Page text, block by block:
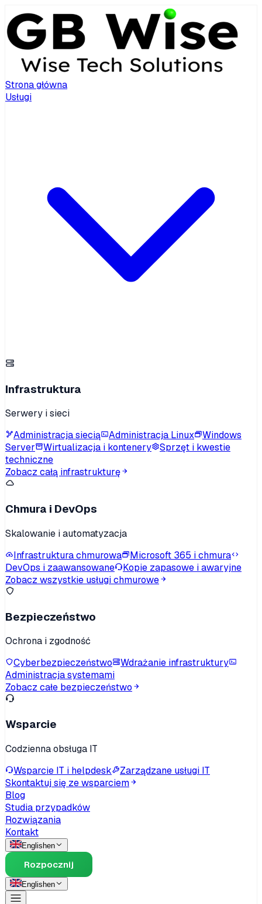
Strona główna
Usługi
Infrastruktura
Serwery i sieci
Administracja siecią
Administracja Linux
Windows
Server
Wirtualizacja i kontenery
Sprzęt i kwestie
techniczne
Zobacz całą infrastrukturę
Chmura i DevOps
Skalowanie i automatyzacja
Infrastruktura chmurowa
Microsoft 365 i chmura
DevOps i zaawansowane
Kopie zapasowe i awaryjne
Zobacz wszystkie usługi chmurowe
Bezpieczeństwo
Ochrona i zgodność
Cyberbezpieczeństwo
Wdrażanie infrastruktury
Administracja systemami
Zobacz całe bezpieczeństwo
Wsparcie
Codzienna obsługa IT
Wsparcie IT i helpdesk
Zarządzane usługi IT
Skontaktuj się ze wsparciem
Blog
Studia przypadków
Rozwiązania
Kontakt
Englishen
Rozpocznij
Englishen